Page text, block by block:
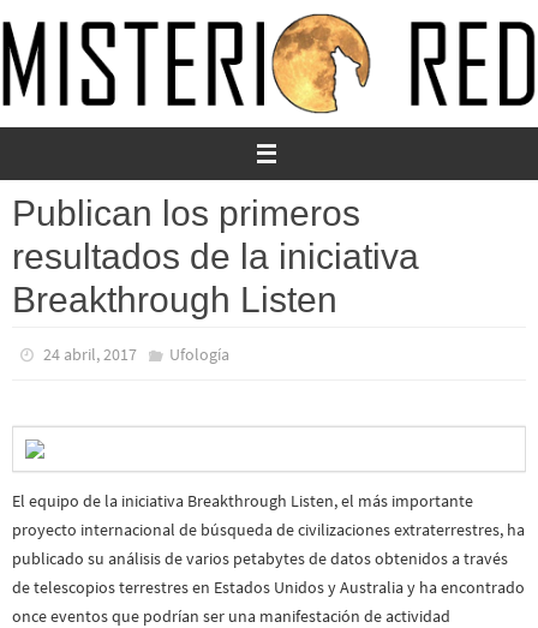
al
contenido
Publican los primeros
resultados de la iniciativa
Breakthrough Listen
24 abril, 2017 Ufología
El equipo de la iniciativa Breakthrough Listen, el más importante
proyecto internacional de búsqueda de civilizaciones extraterrestres, ha
publicado su análisis de varios petabytes de datos obtenidos a través
de telescopios terrestres en Estados Unidos y Australia y ha encontrado
once eventos que podrían ser una manifestación de actividad